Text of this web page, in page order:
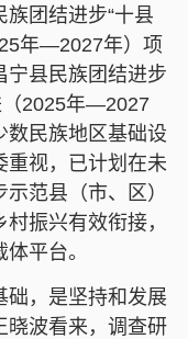
团结进步“十县
年—2027年）项
宁县民族团结进步
（2025年—2027
数民族地区基础设
重视，已计划在未
范县（市、区）
振兴有效衔接，
平台。
，是坚持和发展
晓波看来，调查研